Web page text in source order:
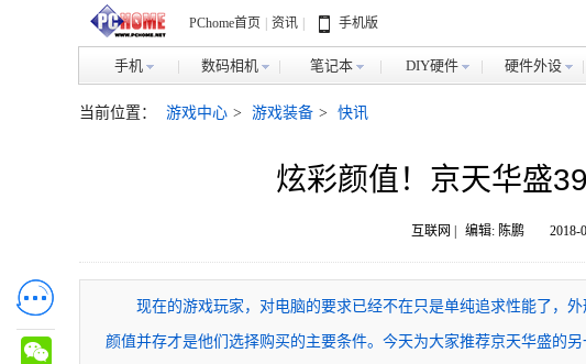
PChome首页 资讯 手机版
手机 数码相机 笔记本 DIY硬件 硬件外设
当前位置： 游戏中心 > 游戏装备 > 快讯
炫彩颜值！京天华盛
互联网 | 编辑: 陈鹏 2018-
现在的游戏玩家，对电脑的要求已经不在只是单纯追求性能了，
颜值并存才是他们选择购买的主要条件。今天为大家推荐京天华盛的